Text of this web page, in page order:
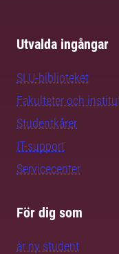
Utvalda ingångar
SLU-biblioteket
Fakulteter och
Studentkårer
IT-support
Servicecenter
För dig som
är ny student